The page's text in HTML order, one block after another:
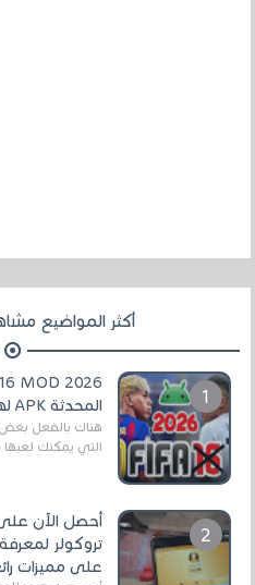
أكثر المواضيع
المحدثة APK لهواتف الأندرويد
هناك بالفعل بعض
التي يمكنك
أحصل الآن
تروكولر
على مميزات